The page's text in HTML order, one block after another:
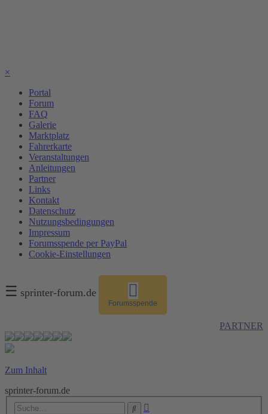
×
Portal
Forum
FAQ
Galerie
Marktplatz
Fahrerkarte
Veranstaltungen
Anleitungen
Partner
Links
Kontakt
Datenschutz
Nutzungsbedingungen
Impressum
Forumsspende per PayPal
Cookie-Einstellungen
☰ sprinter-forum.de
Forumsspende
PARTNER
Zum Inhalt
sprinter-forum.de
Suche